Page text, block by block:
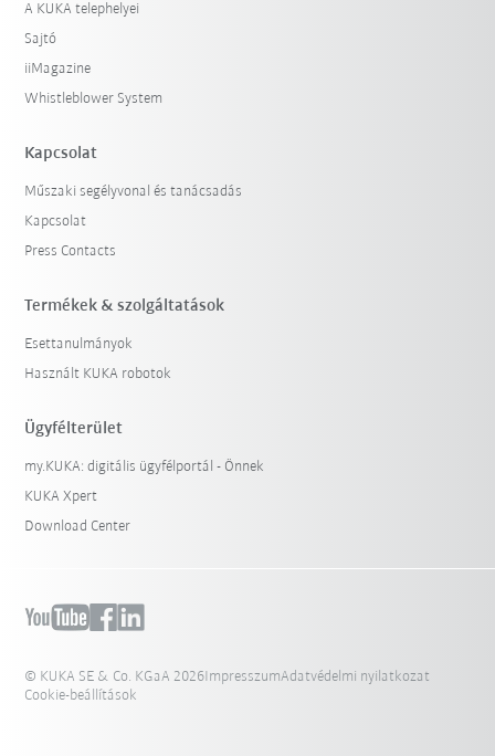
Szűrő visszaállítása
A KUKA telephelyei
Sajtó
iiMagazine
Whistleblower System
Kapcsolat
Műszaki segélyvonal és tanácsadás
Kapcsolat
Press Contacts
Termékek & szolgáltatások
Esettanulmányok
Használt KUKA robotok
Ügyfélterület
my.KUKA: digitális ügyfélportál - Önnek
KUKA Xpert
Download Center
© KUKA SE & Co. KGaA 2026ImpresszumAdatvédelmi nyilatkozat
Cookie-beállítások